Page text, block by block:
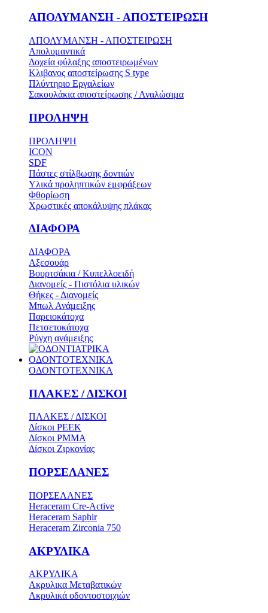
ΑΠΟΛΥΜΑΝΣΗ - ΑΠΟΣΤΕΙΡΩΣΗ
ΑΠΟΛΥΜΑΝΣΗ - ΑΠΟΣΤΕΙΡΩΣΗ
Απολυμαντικά
Δοχεία φύλαξης αποστειρωμένων
Κλιβανος αποστείρωσης S type
Πλύντηριο Εργαλείων
Σακουλάκια αποστείρωσης / Αναλώσιμα
ΠΡΟΛΗΨΗ
ΠΡΟΛΗΨΗ
ICON
SDF
Πάστες στίλβωσης δοντιών
Υλικά προληπτικών εμφράξεων
Φθορίωση
Χρωστικές αποκάλυψης πλάκας
ΔΙΑΦΟΡΑ
ΔΙΑΦΟΡΑ
Αξεσουάρ
Βουρτσάκια / Κυπελλοειδή
Διανομείς - Πιστόλια υλικών
Θήκες - Διανομείς
Μπωλ Ανάμειξης
Παρειοκάτοχα
Πετσετοκάτοχα
Ρύγχη ανάμειξης
ΟΔΟΝΤΟΤΕΧΝΙΚΑ
ΟΔΟΝΤΟΤΕΧΝΙΚΑ
ΠΛΑΚΕΣ / ΔΙΣΚΟΙ
ΠΛΑΚΕΣ / ΔΙΣΚΟΙ
Δίσκοι PEEK
Δίσκοι PMMA
Δίσκοι Ζιρκονίας
ΠΟΡΣΕΛΑΝΕΣ
ΠΟΡΣΕΛΑΝΕΣ
Heraceram Cre-Active
Heraceram Saphir
Heraceram Zirconia 750
ΑΚΡΥΛΙΚΑ
ΑΚΡΥΛΙΚΑ
Ακρυλικα Μεταβατικών
Ακρυλικά οδοντοστοιχιών